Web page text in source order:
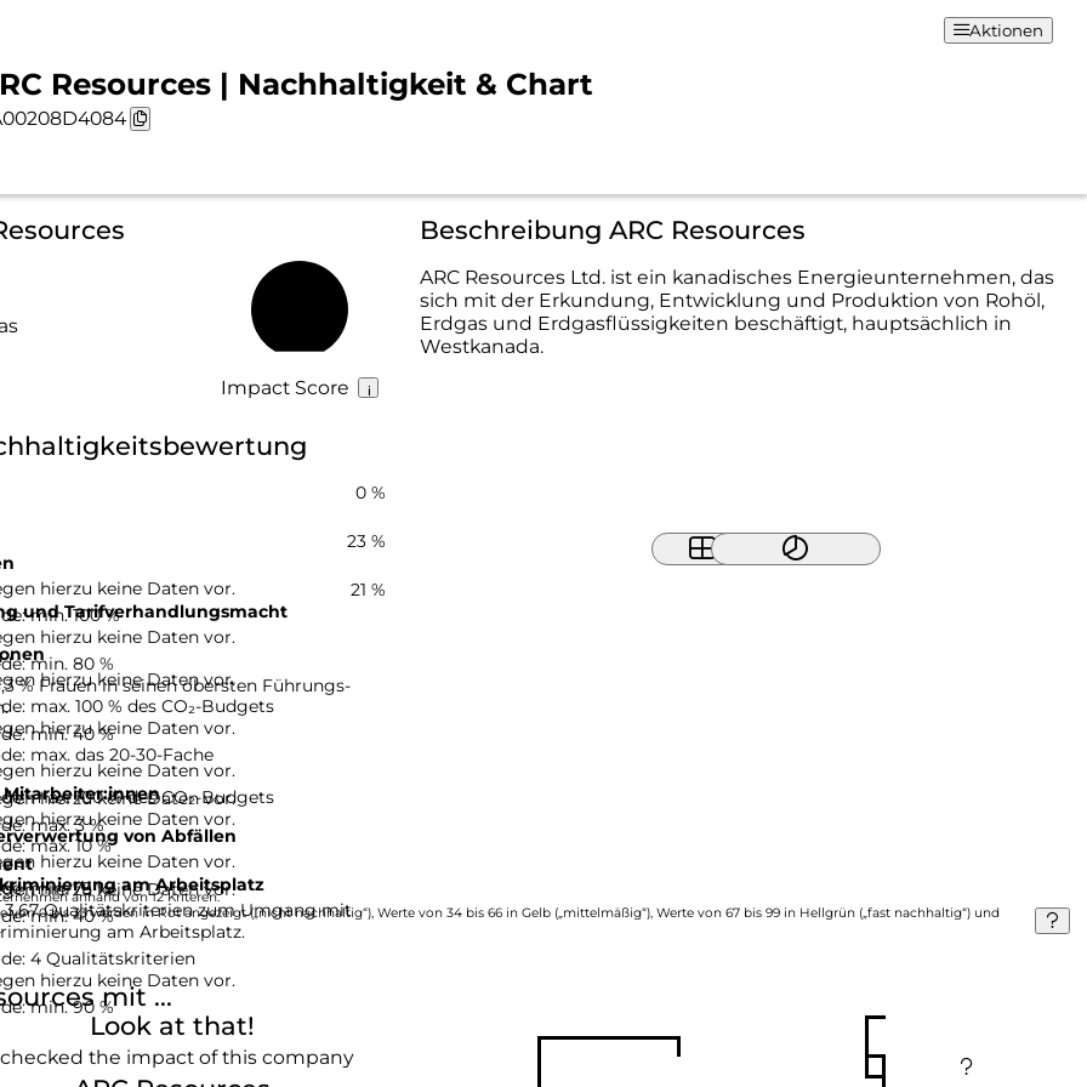
Resources | Nachhaltigkeit & Chart
Aktionen
Impact Score
Beschreibung ARC Resources
ARC Resources Ltd. ist ein kanadisches Energieunternehmen, das
sich mit der Erkundung, Entwicklung und Produktion von Rohöl,
Erdgas und Erdgasflüssigkeiten beschäftigt, hauptsächlich in
Westkanada.
0 %
hierzu keine Daten vor.
min. 100 %
hierzu keine Daten vor.
max. 100 % des CO₂-Budgets
hierzu keine Daten vor.
max. 100 % des CO₂-Budgets
von Abfällen
hierzu keine Daten vor.
min. 75 %
23 %
und Tarifverhandlungsmacht
hierzu keine Daten vor.
min. 80 %
hierzu keine Daten vor.
max. das 20-30-Fache
hierzu keine Daten vor.
max. 10 %
am Arbeitsplatz
3,67 Qualitätskriterien zum Umgang mit
am Arbeitsplatz.
4 Qualitätskriterien
21 %
% Frauen in seinen obersten Führungs-
min. 40 %
hierzu keine Daten vor.
max. 3 %
hierzu keine Daten vor.
min. 40 %
hierzu keine Daten vor.
min. 90 %
anhand von 12 Kriteren.
von 0 bis 33 werden in Rot angezeigt („nicht nachhaltig“), Werte von 34 bis 66 in Gelb („mittelmäßig“), Werte von 67 bis 99 in Hellgrün („fast nachhaltig“) und
Look at that!
the impact of this company
mit ...